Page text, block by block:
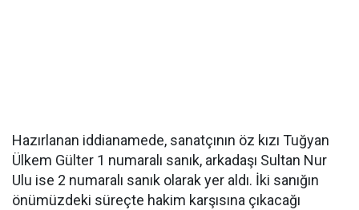
Hazırlanan iddianamede, sanatçının öz kızı Tuğyan
Ülkem Gülter 1 numaralı sanık, arkadaşı Sultan Nur
Ulu ise 2 numaralı sanık olarak yer aldı. İki sanığın
önümüzdeki süreçte hakim karşısına çıkacağı